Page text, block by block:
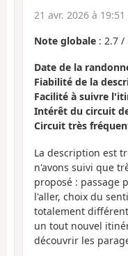
21 avr. 2026 à 19:51
Note globale : 2.7 /
Date de la
Fiabilité de la
Facilité à suivre
Intérêt du circuit
Circuit très
La description est
n'avons suivi que
proposé : passage
l'aller, choix du
totalement
un tout nouvel
découvrir les